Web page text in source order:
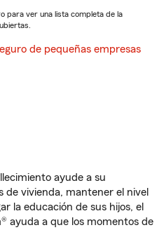
para ver una lista completa de la
de pequeñas empresas
ayude a su
de vivienda, mantener el nivel
la educación de sus hijos, el
ayuda a que los momentos de